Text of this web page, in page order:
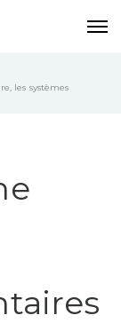
les systèmes